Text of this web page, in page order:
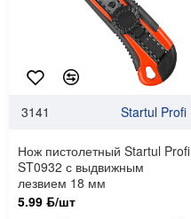
3141 Startul Profi
Нож пистолетный Startul Profi
ST0932 с выдвижным
лезвием 18 мм
5.99 ƃ/шт